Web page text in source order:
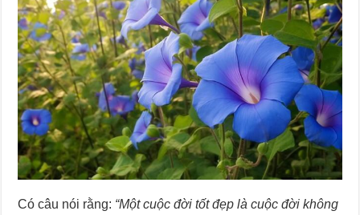
Có câu nói rằng: “Một cuộc đời tốt đẹp là cuộc đời không